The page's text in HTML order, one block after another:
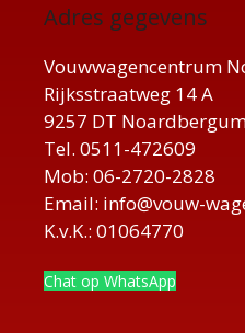
Adres gegevens
Vouwwagencentrum
Rijksstraatweg 14 A
9257 DT
Tel. 0511-472609
Mob: 06-2720-2828
Email: info@vouw-
K.v.K.: 01064770
Chat op WhatsApp